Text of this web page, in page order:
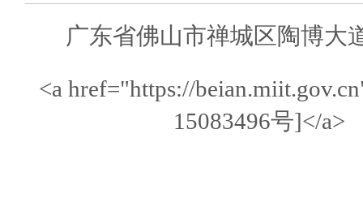
广东省佛山市禅城区陶博大
<a href="https://
15083496号]</a>